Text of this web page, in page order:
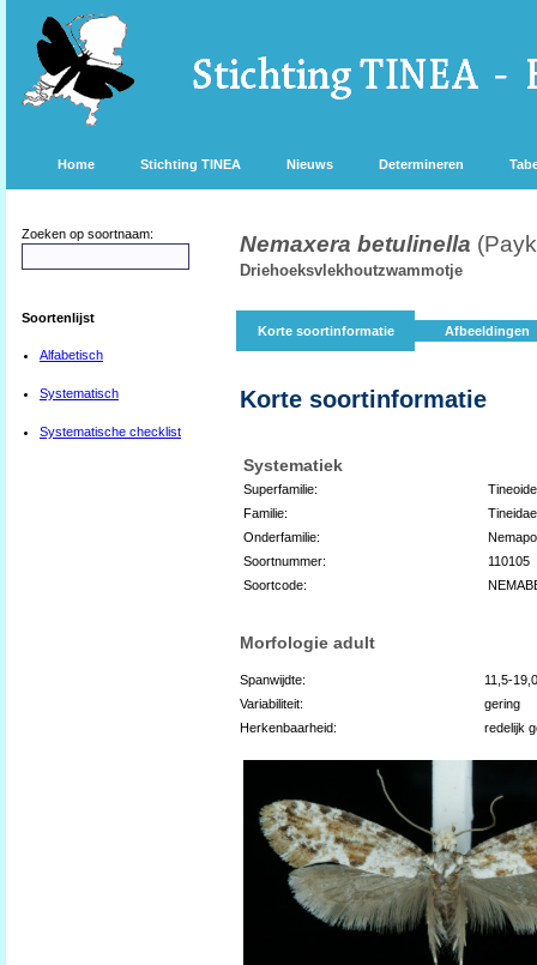
Home Stichting TINEA Nieuws Determineren
Zoeken op soortnaam:
Soortenlijst
Alfabetisch
Systematisch
Systematische checklist
Nemaxera betulinella
Driehoeksvlekhoutzwammotje
Korte soortinformatie Afbeeldingen
Korte soortinformatie
Systematiek
Superfamilie:
Familie:
Tineidae
Onderfamilie:
Soortnummer:
110105
Soortcode:
Morfologie adult
Spanwijdte:
11,5-
Variabiliteit:
gering
Herkenbaarheid:
redelijk